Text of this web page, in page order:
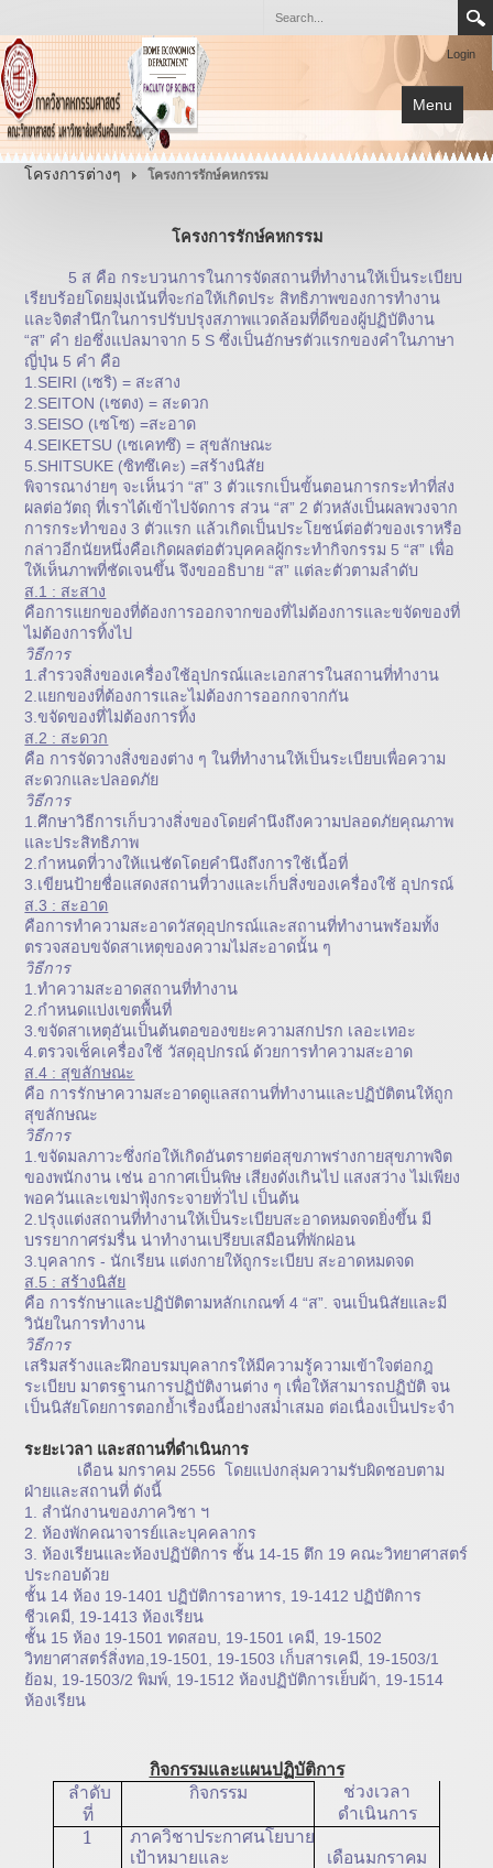
Login
Menu
หน้าแรก
เกี่ยวกับภาควิชา
โครงการต่างๆ
เอกสาร
กิจกรรม
โครงการต่างๆ โครงการรักษ์คหกรรม
โครงการรักษ์คหกรรม
5 ส คือ กระบวนการในการจัดสถานที่ทำงานให้เป็นระเบียบ
เรียบร้อยโดยมุ่งเน้นที่จะก่อให้เกิดประ สิทธิภาพของการทำงาน
และจิตสำนึกในการปรับปรุงสภาพแวดล้อมที่ดีของผู้ปฏิบัติงาน
“ส” คำ ย่อซึ่งแปลมาจาก 5 S ซึ่งเป็นอักษรตัวแรกของคำในภาษา
ญี่ปุ่น 5 คำ คือ
1.SEIRI (เซริ) = สะสาง
2.SEITON (เซตง) = สะดวก
3.SEISO (เซโซ) =สะอาด
4.SEIKETSU (เซเคทซึ) = สุขลักษณะ
5.SHITSUKE (ซิทซึเคะ) =สร้างนิสัย
พิจารณาง่ายๆ จะเห็นว่า “ส” 3 ตัวแรกเป็นขั้นตอนการกระทำที่ส่ง
ผลต่อวัตถุ ที่เราได้เข้าไปจัดการ ส่วน “ส” 2 ตัวหลังเป็นผลพวงจาก
การกระทำของ 3 ตัวแรก แล้วเกิดเป็นประโยชน์ต่อตัวของเราหรือ
กล่าวอีกนัยหนึ่งคือเกิดผลต่อตัวบุคคลผู้กระทำกิจกรรม 5 “ส” เพื่อ
ให้เห็นภาพที่ชัดเจนขึ้น จึงขออธิบาย “ส” แต่ละตัวตามลำดับ
ส.1 : สะสาง
คือการแยกของที่ต้องการออกจากของที่ไม่ต้องการและขจัดของที่
ไม่ต้องการทิ้งไป
วิธีการ
1.สำรวจสิ่งของเครื่องใช้อุปกรณ์และเอกสารในสถานที่ทำงาน
2.แยกของที่ต้องการและไม่ต้องการออกกจากกัน
3.ขจัดของที่ไม่ต้องการทิ้ง
ส.2 : สะดวก
คือ การจัดวางสิ่งของต่าง ๆ ในที่ทำงานให้เป็นระเบียบเพื่อความ
สะดวกและปลอดภัย
วิธีการ
1.ศึกษาวิธีการเก็บวางสิ่งของโดยคำนึงถึงความปลอดภัยคุณภาพ
และประสิทธิภาพ
2.กำหนดที่วางให้แน่ชัดโดยคำนึงถึงการใช้เนื้อที่
3.เขียนป้ายชื่อแสดงสถานที่วางและเก็บสิ่งของเครื่องใช้ อุปกรณ์
ส.3 : สะอาด
คือการทำความสะอาดวัสดุอุปกรณ์และสถานที่ทำงานพร้อมทั้ง
ตรวจสอบขจัดสาเหตุของความไม่สะอาดนั้น ๆ
วิธีการ
1.ทำความสะอาดสถานที่ทำงาน
2.กำหนดแบ่งเขตพื้นที่
3.ขจัดสาเหตุอันเป็นต้นตอของขยะความสกปรก เลอะเทอะ
4.ตรวจเช็คเครื่องใช้ วัสดุอุปกรณ์ ด้วยการทำความสะอาด
ส.4 : สุขลักษณะ
คือ การรักษาความสะอาดดูแลสถานที่ทำงานและปฏิบัติตนให้ถูก
สุขลักษณะ
วิธีการ
1.ขจัดมลภาวะซึ่งก่อให้เกิดอันตรายต่อสุขภาพร่างกายสุขภาพจิต
ของพนักงาน เช่น อากาศเป็นพิษ เสียงดังเกินไป แสงสว่าง ไม่เพียง
พอควันและเขม่าฟุ้งกระจายทั่วไป เป็นต้น
2.ปรุงแต่งสถานที่ทำงานให้เป็นระเบียบสะอาดหมดจดยิ่งขึ้น มี
บรรยากาศร่มรื่น น่าทำงานเปรียบเสมือนที่พักผ่อน
3.บุคลากร - นักเรียน แต่งกายให้ถูกระเบียบ สะอาดหมดจด
ส.5 : สร้างนิสัย
คือ การรักษาและปฏิบัติตามหลักเกณฑ์ 4 “ส”. จนเป็นนิสัยและมี
วินัยในการทำงาน
วิธีการ
เสริมสร้างและฝึกอบรมบุคลากรให้มีความรู้ความเข้าใจต่อกฎ
ระเบียบ มาตรฐานการปฏิบัติงานต่าง ๆ เพื่อให้สามารถปฏิบัติ จน
เป็นนิสัยโดยการตอกย้ำเรื่องนี้อย่างสม่ำเสมอ ต่อเนื่องเป็นประจำ
ระยะเวลา และสถานที่ดำเนินการ
เดือน มกราคม 2556 โดยแบ่งกลุ่มความรับผิดชอบตาม
ฝ่ายและสถานที่ ดังนี้
1. สำนักงานของภาควิชา ฯ
2. ห้องพักคณาจารย์และบุคคลากร
3. ห้องเรียนและห้องปฏิบัติการ ชั้น 14-15 ตึก 19 คณะวิทยาศาสตร์
ประกอบด้วย
ชั้น 14 ห้อง 19-1401 ปฏิบัติการอาหาร, 19-1412 ปฏิบัติการ
ชีวเคมี, 19-1413 ห้องเรียน
ชั้น 15 ห้อง 19-1501 ทดสอบ, 19-1501 เคมี, 19-1502
วิทยาศาสตร์สิ่งทอ,19-1501, 19-1503 เก็บสารเคมี, 19-1503/1
ย้อม, 19-1503/2 พิมพ์, 19-1512 ห้องปฏิบัติการเย็บผ้า, 19-1514
ห้องเรียน
กิจกรรมและแผนปฏิบัติการ
ลำดับ
ที่
กิจกรรม
ช่วงเวลา
ดำเนินการ
1
ภาควิชาประกาศนโยบาย
เป้าหมายและ
เดือนมกราคม